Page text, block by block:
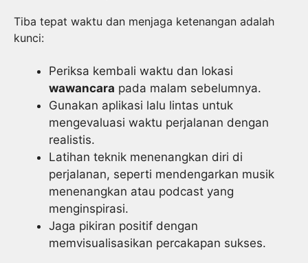
Tiba tepat waktu dan menjaga ketenangan adalah
kunci:
Periksa kembali waktu dan lokasi
wawancara pada malam sebelumnya.
Gunakan aplikasi lalu lintas untuk
mengevaluasi waktu perjalanan dengan
realistis.
Latihan teknik menenangkan diri di
perjalanan, seperti mendengarkan musik
menenangkan atau podcast yang
menginspirasi.
Jaga pikiran positif dengan
memvisualisasikan percakapan sukses.